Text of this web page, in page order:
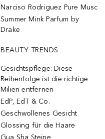
Narciso Rodriguez Pure Musc
Summer Mink Parfum by
Drake
BEAUTY TRENDS
Gesichtspflege: Diese
Reihenfolge ist die richtige
Milien entfernen
EdP, EdT & Co.
Geschwollenes Gesicht
Glossing für die Haare
Gua Sha Steine